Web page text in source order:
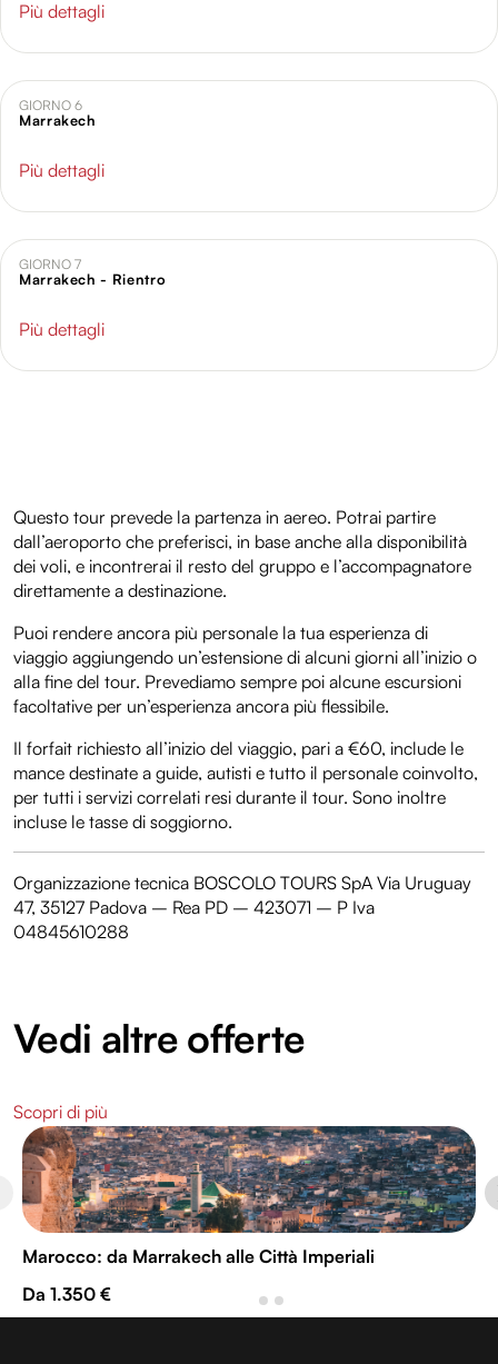
Più dettagli
GIORNO 6
Marrakech
Più dettagli
GIORNO 7
Marrakech - Rientro
Più dettagli
Questo tour prevede la partenza in aereo. Potrai partire
dall’aeroporto che preferisci, in base anche alla disponibilità
dei voli, e incontrerai il resto del gruppo e l’accompagnatore
direttamente a destinazione.
Puoi rendere ancora più personale la tua esperienza di
viaggio aggiungendo un’estensione di alcuni giorni all’inizio o
alla fine del tour. Prevediamo sempre poi alcune escursioni
facoltative per un’esperienza ancora più flessibile.
Il forfait richiesto all’inizio del viaggio, pari a €60, include le
mance destinate a guide, autisti e tutto il personale coinvolto,
per tutti i servizi correlati resi durante il tour. Sono inoltre
incluse le tasse di soggiorno.
Organizzazione tecnica BOSCOLO TOURS SpA Via Uruguay
47, 35127 Padova – Rea PD – 423071 – P Iva
04845610288
Vedi altre offerte
Scopri di più
Marocco: da Marrakech alle Città Imperiali
Da 1.350 €